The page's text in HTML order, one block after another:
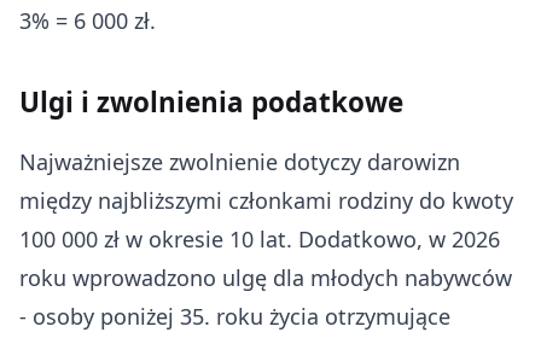
3% = 6 000 zł.
Ulgi i zwolnienia podatkowe
Najważniejsze zwolnienie dotyczy darowizn
między najbliższymi członkami rodziny do kwoty
100 000 zł w okresie 10 lat. Dodatkowo, w 2026
roku wprowadzono ulgę dla młodych nabywców
- osoby poniżej 35. roku życia otrzymujące